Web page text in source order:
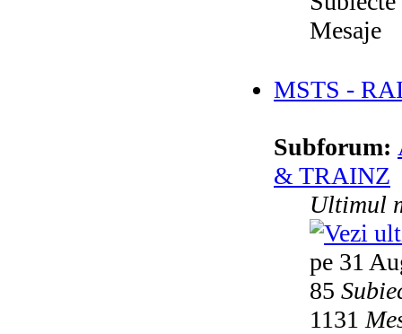
Mesaje
MSTS -
Subforum:
& TRAINZ
Ultimul
pe 31
85
1131